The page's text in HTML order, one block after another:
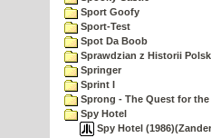
Sport Goofy
Sport-Test
Spot Da Boob
Sprawdzian z Historii
Springer
Sprint I
Sprong - The Quest for
Spy Hotel
Spy Hotel